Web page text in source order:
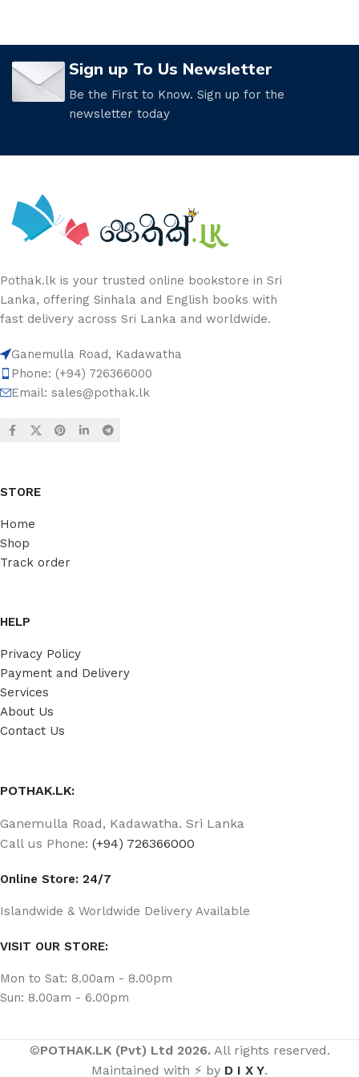
Sign up To Us Newsletter
Be the First to Know. Sign up for the
newsletter today
Pothak.lk is your trusted online bookstore in Sri
Lanka, offering Sinhala and English books with
fast delivery across Sri Lanka and worldwide.
Ganemulla Road, Kadawatha
Phone: (+94) 726366000
Email: sales@pothak.lk
STORE
Home
Shop
Track order
HELP
Privacy Policy
Payment and Delivery
Services
About Us
Contact Us
POTHAK.LK:
Ganemulla Road, Kadawatha. Sri Lanka
Call us Phone: (+94) 726366000
Online Store: 24/7
Islandwide & Worldwide Delivery Available
VISIT OUR STORE:
Mon to Sat: 8.00am - 8.00pm
Sun: 8.00am - 6.00pm
©POTHAK.LK (Pvt) Ltd 2026. All rights reserved.
Maintained with ⚡ by D I X Y.